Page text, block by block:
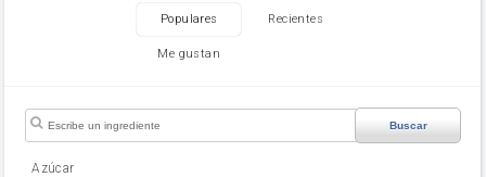
Populares Recientes
Me gustan
Buscar
Azúcar